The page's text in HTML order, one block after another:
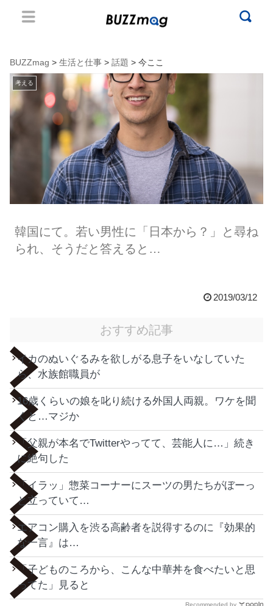
BUZZmag > 生活と仕事 > 話題 > 今ここ
考える
韓国にて。若い男性に「日本から？」と尋ね
られ、そうだと答えると…
2019/03/12
おすすめ記事
イカのぬいぐるみを欲しがる息子をいなしていた
ら、水族館職員が
16歳くらいの娘を叱り続ける外国人両親。ワケを聞
くと…マジか
「父親が本名でTwitterやってて、芸能人に…」続き
に絶句した
「イラッ」惣菜コーナーにスーツの男たちがぼーっ
と立っていて…
エアコン購入を渋る高齢者を説得するのに『効果的
な一言』は…
「子どものころから、こんな中華丼を食べたいと思
ってた」見ると
Recommended by